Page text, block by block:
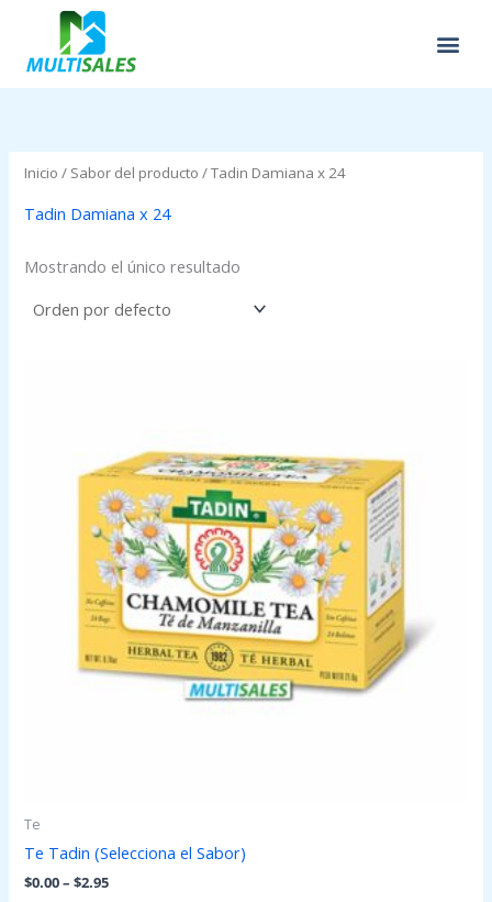
contenido
Inicio / Sabor del producto / Tadin Damiana x 24
Tadin Damiana x 24
Mostrando el único resultado
Te
Te Tadin (Selecciona el Sabor)
$0.00– $2.95